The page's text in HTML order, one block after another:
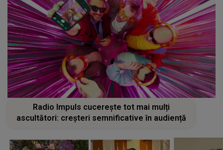
Radio Impuls cucerește tot mai mulți
ascultători: creșteri semnificative în audiență